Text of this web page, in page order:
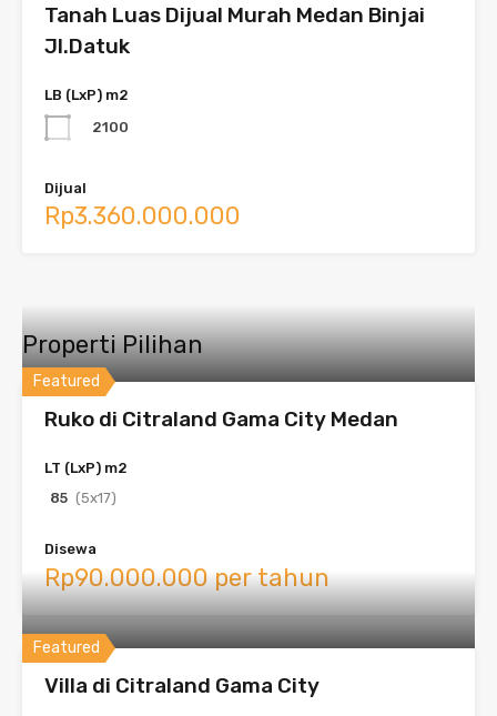
Tanah Luas Dijual Murah Medan Binjai
Jl.Datuk
LB (LxP) m2
2100
Dijual
Rp3.360.000.000
Properti Pilihan
Featured
Ruko di Citraland Gama City Medan
LT (LxP) m2
85 (5x17)
Disewa
Rp90.000.000 per tahun
Featured
Villa di Citraland Gama City